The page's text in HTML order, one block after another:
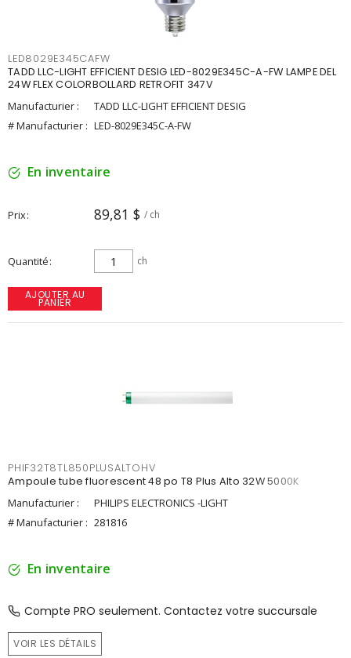
LED8029E345CAFW
TADD LLC-LIGHT EFFICIENT DESIG LED-8029E345C-A-FW LAMPE DEL
24W FLEX COLORBOLLARD RETROFIT 347V
Manufacturier :
TADD LLC-LIGHT EFFICIENT DESIG
# Manufacturier : LED-8029E345C-A-FW
En inventaire
Prix 89,81 $ / ch
Quantité ch
AJOUTER AU
PANIER
PHIF32T8TL850PLUSALTOHV
Ampoule tube fluorescent 48 po T8 Plus Alto 32W 5000K
Manufacturier :
PHILIPS ELECTRONICS -LIGHT
# Manufacturier : 281816
En inventaire
Compte PRO seulement. Contactez votre succursale
VOIR LES DÉTAILS